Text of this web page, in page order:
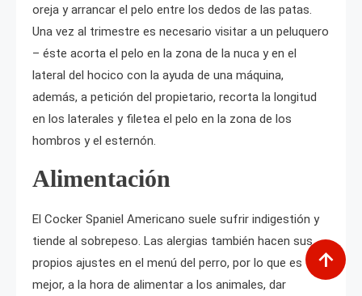
oreja y arrancar el pelo entre los dedos de las patas.
Una vez al trimestre es necesario visitar a un peluquero
– éste acorta el pelo en la zona de la nuca y en el
lateral del hocico con la ayuda de una máquina,
además, a petición del propietario, recorta la longitud
en los laterales y filetea el pelo en la zona de los
hombros y el esternón.
Alimentación
El Cocker Spaniel Americano suele sufrir indigestión y
tiende al sobrepeso. Las alergias también hacen sus
propios ajustes en el menú del perro, por lo que es
mejor, a la hora de alimentar a los animales, dar